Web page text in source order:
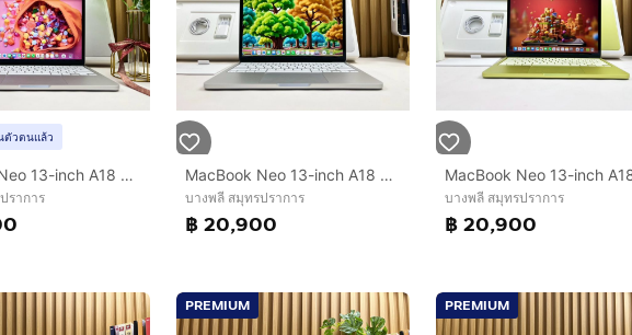
ตัวตนแล้ว
MacBook Neo 13-inch A18 Pro Ram8GB SSD256GB Silver Apple Care 24 April 2027
ราการ
MacBook Neo 13-inch A18 Pro Ram8GB SSD256GB Silver Apple Care 24 April 2027
บางพลี สมุทรปราการ
฿ 20,900
บางพลี สมุทรปราการ
฿ 20,900
PREMIUM PREMIUM